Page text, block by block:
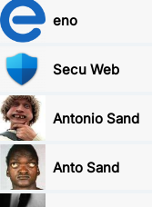
eno
Secu Web
Antonio Sand
Anto Sand